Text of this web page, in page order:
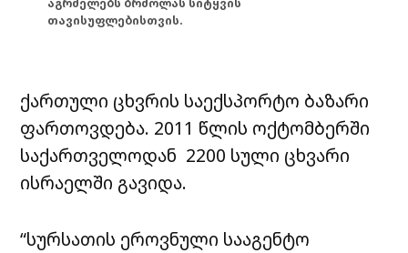
აგრძელებს ბრძოლას სიტყვის
თავისუფლებისთვის.
ქართული ცხვრის საექსპორტო ბაზარი
ფართოვდება. 2011 წლის ოქტომბერში
საქართველოდან 2200 სული ცხვარი
ისრაელში გავიდა.
“სურსათის ეროვნული სააგენტო